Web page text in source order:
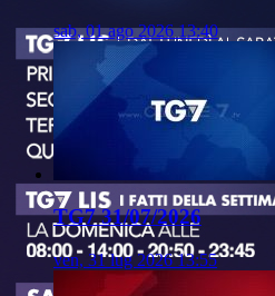
sab, 01 ago 2026 13:40
TG7 31/07/2026
ven, 31 lug 2026 13:55